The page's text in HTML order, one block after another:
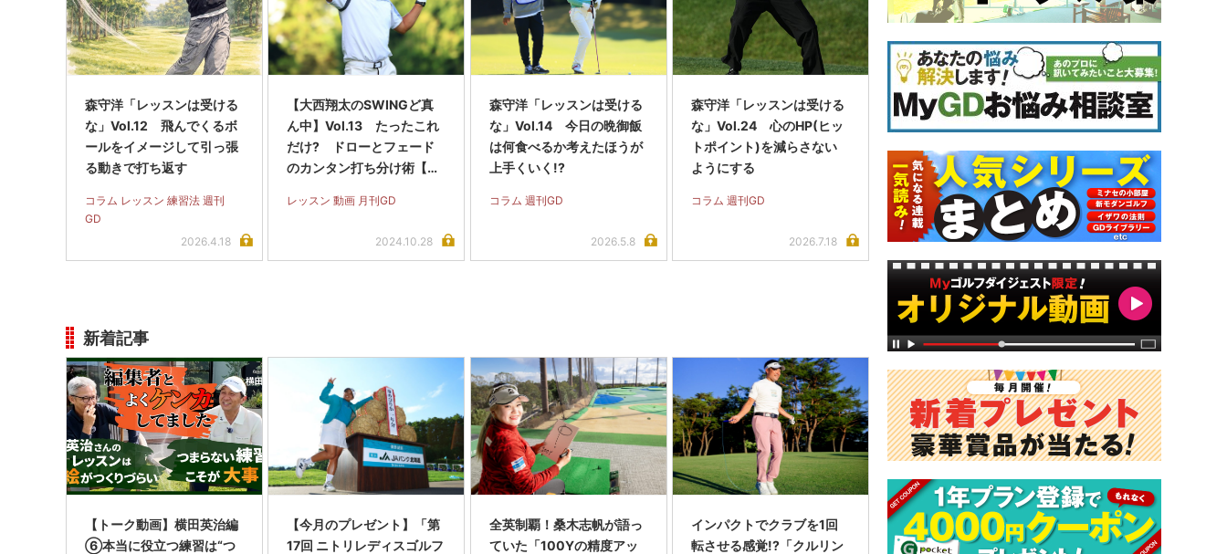
森守洋「レッスンは受ける
な」Vol.12 飛んでくるボ
ールをイメージして引っ張
る動きで打ち返す
コラム レッスン 練習法 週刊
GD
2026.4.18
【大西翔太のSWINGど真
ん中】Vol.13 たったこれ
だけ? ドローとフェード
のカンタン打ち分け術【動
レッスン 動画 月刊GD
2024.10.28
森守洋「レッスンは受ける
な」Vol.14 今日の晩御飯
は何食べるか考えたほうが
上手くいく!?
コラム 週刊GD
2026.5.8
森守洋「レッスンは受ける
な」Vol.24 心のHP(ヒッ
トポイント)を減らさない
ようにする
コラム 週刊GD
2026.7.18
新着記事
【トーク動画】横田英治編
⑥本当に役立つ練習は“つ
【今月のプレゼント】「第
17回 ニトリレディスゴルフ
全英制覇！桑木志帆が語っ
ていた「100Yの精度アッ
インパクトでクラブを1回
転させる感覚!?「クルリン